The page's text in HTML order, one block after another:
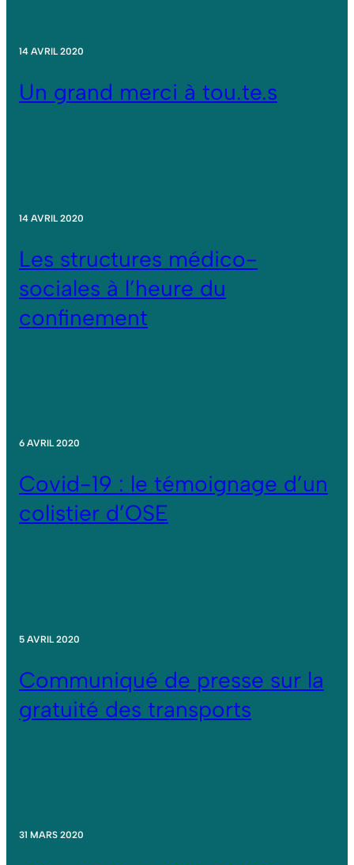
14 AVRIL 2020
Un grand merci à tou.te.s
14 AVRIL 2020
Les structures médico-
sociales à l’heure du
confinement
6 AVRIL 2020
Covid-19 : le témoignage d’un
colistier d’OSE
5 AVRIL 2020
Communiqué de presse sur la
gratuité des transports
31 MARS 2020